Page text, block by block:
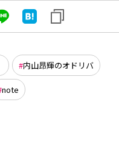
内山昂輝のオドリバ
note